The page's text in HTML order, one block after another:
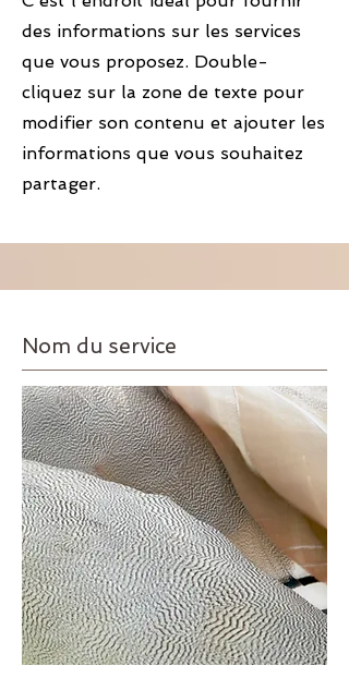
des informations sur les services
que vous proposez. Double-
cliquez sur la zone de texte pour
modifier son contenu et ajouter les
informations que vous souhaitez
partager.
Nom du service